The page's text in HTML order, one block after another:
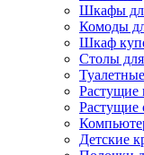
Шкафы
Комоды
Шкаф
Столы для
Растущие
Растущие
Детские